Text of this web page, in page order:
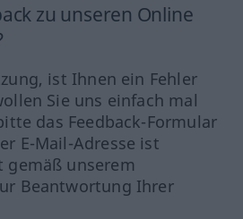
zu unseren Online
ist Ihnen ein Fehler
Sie uns einfach mal
das Feedback-Formular
E-Mail-Adresse ist
unserem
Beantwortung Ihrer